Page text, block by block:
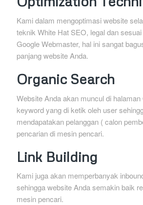
Kami dalam mengoptimasi website
teknik White Hat SEO, legal dan
Google Webmaster, hal ini sangat
panjang website Anda.
Organic Search
Website Anda akan muncul di halaman
keyword yang di ketik oleh user
mendapatakan pelanggan ( calon
pencarian di mesin pencari.
Link Building
Kami juga akan memperbanyak
sehingga website Anda semakin baik
mesin pencari.